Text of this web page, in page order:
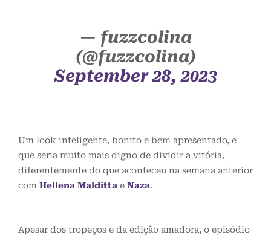
— fuzzcolina
(@fuzzcolina)
September 28, 2023
Um look inteligente, bonito e bem apresentado, e
que seria muito mais digno de dividir a vitória,
diferentemente do que aconteceu na semana anterior
com Hellena Malditta e Naza.
Apesar dos tropeços e da edição amadora, o episódio